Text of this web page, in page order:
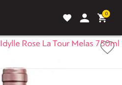
0
Idylle Rose La Tour Melas 750ml